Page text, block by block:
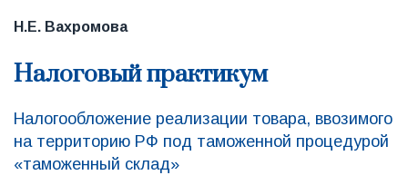
Н.Е. Вахромова
Налоговый практикум
Налогообложение реализации товара, ввозимого
на территорию РФ под таможенной процедурой
«таможенный склад»